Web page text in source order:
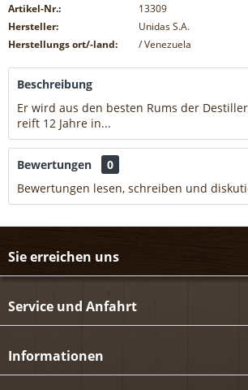
Artikel-Nr.:
13309
Hersteller:
Unidas S.A.
Herstellungs ort/-land:
/ Venezuela
Beschreibung
Er wird aus den besten Rums der
reift 12 Jahre in...
Bewertungen
0
Bewertungen lesen, schreiben und
Sie erreichen uns
Service und Anfahrt
Informationen